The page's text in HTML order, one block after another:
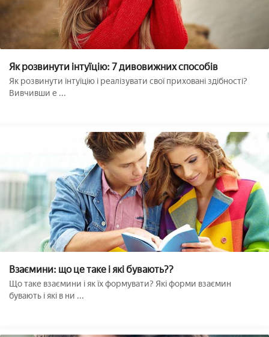
Як розвинути інтуїцію: 7 дивовижних способів
Як розвинути інтуїцію і реалізувати свої приховані здібності?
Вивчивши е ...
Взаємини: що це таке і які бувають??
Що таке взаємини і як їх формувати? Які форми взаємин
бувають і які в ни ...